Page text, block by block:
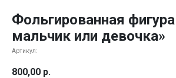
Фольгированная
мальчик или девочка»
Артикул:
800,00 р.